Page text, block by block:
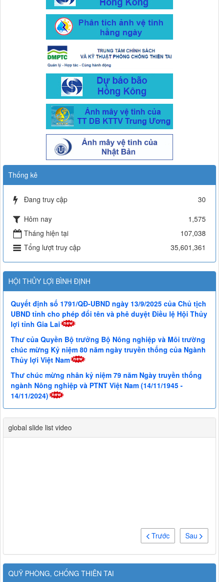
Thống kê
Đang truy cập
30
Hôm nay
1,575
Tháng hiện tại
107,038
Tổng lượt truy cập
35,601,361
HỘI THỦY LỢI BÌNH ĐỊNH
Quyết định số 1791/QĐ-UBND ngày 13/9/2025 của Chủ tịch
UBND tỉnh cho phép đổi tên và phê duyệt Điều lệ Hội Thủy
lợi tỉnh Gia Lai
Thư của Quyền Bộ trưởng Bộ Nông nghiệp và Môi trường
chúc mừng Kỷ niệm 80 năm ngày truyền thống của Ngành
Thủy lợi Việt Nam
Thư chúc mừng nhân kỷ niệm 79 năm Ngày truyền thống
ngành Nông nghiệp và PTNT Việt Nam (14/11/1945 -
14/11/2024)
global slide list video
Sau
Trước
QUỸ PHÒNG, CHỐNG THIÊN TAI